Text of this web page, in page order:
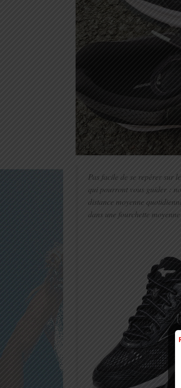
Pas facile de se repérer sur
qui pourront vous guider :
distance moyenne
dans une fourchette